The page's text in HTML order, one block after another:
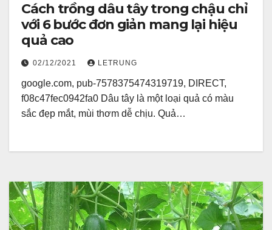
Cách trồng dâu tây trong chậu chỉ
với 6 bước đơn giản mang lại hiệu
quả cao
02/12/2021 LETRUNG
google.com, pub-7578375474319719, DIRECT,
f08c47fec0942fa0 Dâu tây là một loại quả có màu
sắc đẹp mắt, mùi thơm dễ chịu. Quả…